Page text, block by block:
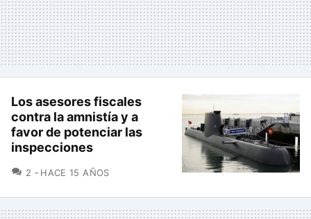
Los asesores fiscales
contra la amnistía y a
favor de potenciar las
inspecciones
2 COMENTARIOS
HACE 15 AÑOS